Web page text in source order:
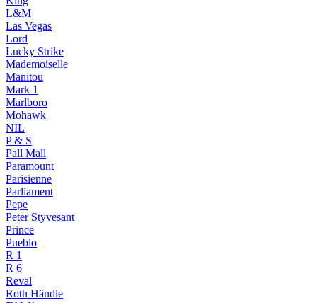
L&M
Las Vegas
Lord
Lucky Strike
Mademoiselle
Manitou
Mark 1
Marlboro
Mohawk
NIL
P & S
Pall Mall
Paramount
Parisienne
Parliament
Pepe
Peter Styvesant
Prince
Pueblo
R 1
R 6
Reval
Roth Händle